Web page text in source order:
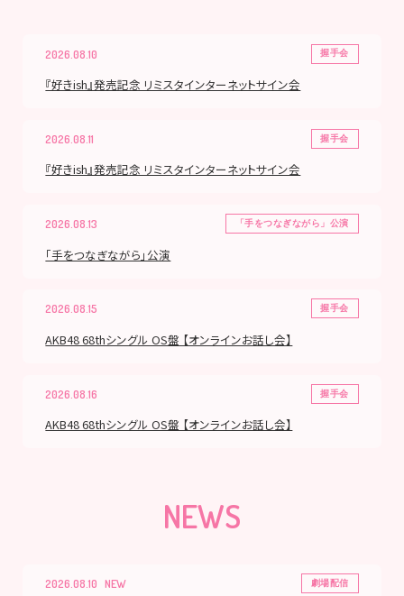
2026.08.10 握手会
『好きish』発売記念 リミスタインターネットサイン会
2026.08.11 握手会
『好きish』発売記念 リミスタインターネットサイン会
2026.08.13 「手をつなぎながら」公演
「手をつなぎながら」公演
2026.08.15 握手会
AKB48 68thシングル OS盤 【オンラインお話し会】
2026.08.16 握手会
AKB48 68thシングル OS盤 【オンラインお話し会】
NEWS
2026.08.10 劇場配信